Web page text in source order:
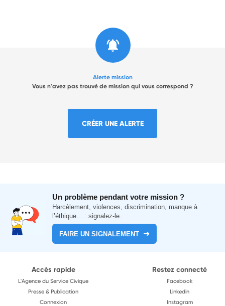
Alerte mission
Vous n'avez pas trouvé de mission qui vous correspond ?
CRÉER UNE ALERTE
Un problème pendant votre mission ?
Harcèlement, violences, discrimination, manque à
l’éthique... : signalez-le.
FAIRE UN SIGNALEMENT
Accès rapide
L'Agence du Service Civique
Presse & Publication
Connexion
Restez connecté
Facebook
Linkedin
Instagram